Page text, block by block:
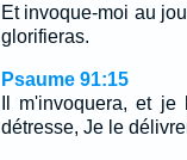
Et invoque-moi au
glorifieras.
Psaume 91:15
Il m'invoquera, et
détresse, Je le